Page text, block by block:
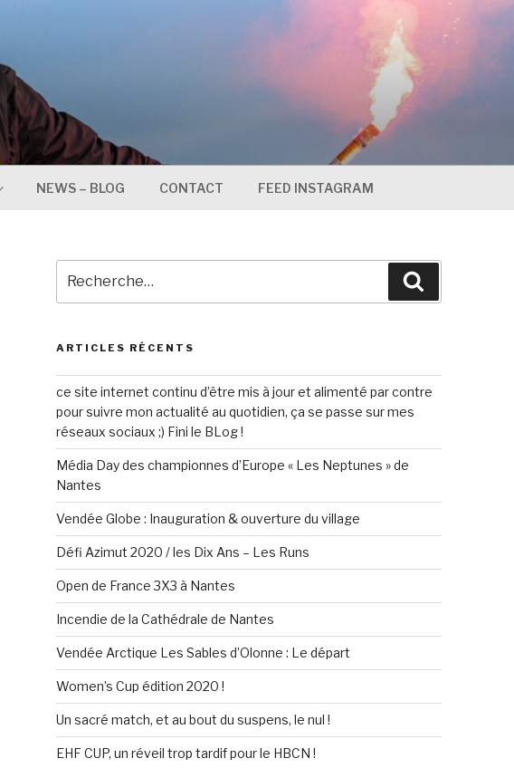
NEWS – BLOG CONTACT FEED INSTAGRAM
pour
:
ARTICLES RÉCENTS
ce site internet continu d’être mis à jour et alimenté par contre
pour suivre mon actualité au quotidien, ça se passe sur mes
réseaux sociaux ;) Fini le BLog !
Média Day des championnes d’Europe « Les Neptunes » de
Nantes
Vendée Globe : Inauguration & ouverture du village
Défi Azimut 2020 / les Dix Ans – Les Runs
Open de France 3X3 à Nantes
Incendie de la Cathédrale de Nantes
Vendée Arctique Les Sables d’Olonne : Le départ
Women’s Cup édition 2020 !
Un sacré match, et au bout du suspens, le nul !
EHF CUP, un réveil trop tardif pour le HBCN !